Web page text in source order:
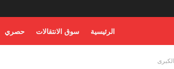
الرئيسية سوق الانتقالات حصري